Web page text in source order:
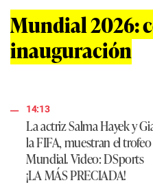
Mundial 2026:
inauguración
14:13
La actriz Salma Hayek y
la FIFA, muestran el
Mundial. Video: DSports
¡LA MÁS PRECIADA!